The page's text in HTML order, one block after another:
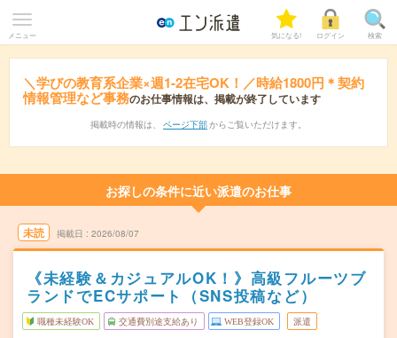
メニュー 気になる! ログイン 検索
＼学びの教育系企業×週1-2在宅OK！／時給1800円＊契約
情報管理など事務のお仕事情報は、掲載が終了しています
掲載時の情報は、 ページ下部 からご覧いただけます。
お探しの条件に近い派遣のお仕事
未読 掲載日 2026/08/07
《未経験＆カジュアルOK！》高級フルーツブ
ランドでECサポート（SNS投稿など）
職種未経験OK 交通費別途支給あり WEB登録OK 派遣